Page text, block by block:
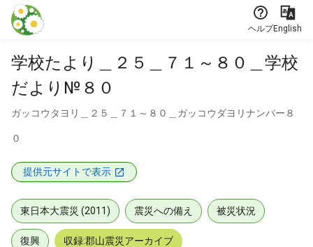
本文に飛ぶ
ヘルプEnglish
学校たより＿２５＿７１～８０＿学校
だより№８０
ガッコウタヨリ＿２５＿７１～８０＿ガッコウダヨリナンバー８
０
提供元サイトで表示
東日本大震災 (2011) 震災への備え 被災状況
復興 収録:郡山震災アーカイブ